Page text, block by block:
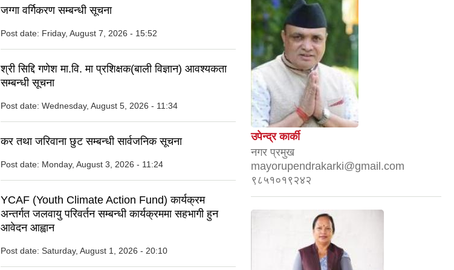
जग्गा वर्गिकरण सम्बन्धी सूचना
Post date: Friday, August 7, 2026 - 15:52
श्री सिद्दि गणेश मा.वि. मा प्रशिक्षक(बाली विज्ञान) आवश्यकता
सम्बन्धी सूचना
Post date: Wednesday, August 5, 2026 - 11:34
कर तथा जरिवाना छुट सम्बन्धी सार्वजनिक सूचना
Post date: Monday, August 3, 2026 - 11:24
YCAF (Youth Climate Action Fund) कार्यक्रम
अन्तर्गत जलवायु परिवर्तन सम्बन्धी कार्यक्रममा सहभागी हुन
आवेदन आह्वान
Post date: Saturday, August 1, 2026 - 20:10
उपेन्द्र कार्की
नगर प्रमुख
mayorupendrakarki@gmail.com
९८५१०१९२४२